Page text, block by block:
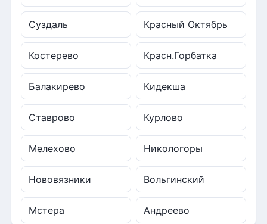
Суздаль Красный Октябрь
Костерево Красн.Горбатка
Балакирево Кидекша
Ставрово Курлово
Мелехово Никологоры
Нововязники Вольгинский
Мстера Андреево